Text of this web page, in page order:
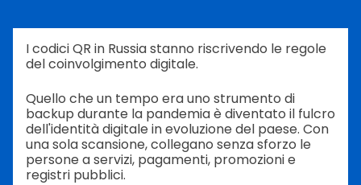
I codici QR in Russia stanno riscrivendo le regole
del coinvolgimento digitale.
Quello che un tempo era uno strumento di
backup durante la pandemia è diventato il fulcro
dell'identità digitale in evoluzione del paese. Con
una sola scansione, collegano senza sforzo le
persone a servizi, pagamenti, promozioni e
registri pubblici.